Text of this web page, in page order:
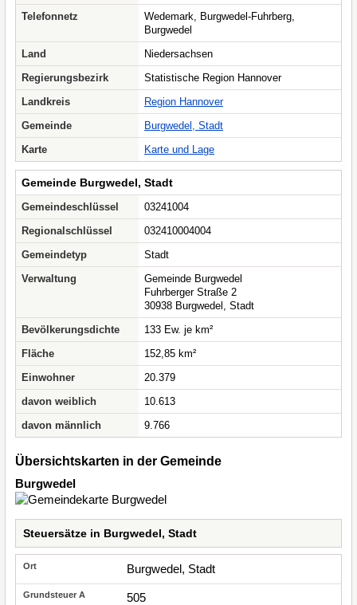
Telefonnetz
Wedemark, Burgwedel-Fuhrberg,
Burgwedel
Land
Niedersachsen
Regierungsbezirk
Statistische Region Hannover
Landkreis
Region Hannover
Gemeinde
Burgwedel, Stadt
Karte
Karte und Lage
Gemeinde Burgwedel, Stadt
Gemeindeschlüssel
03241004
Regionalschlüssel
032410004004
Gemeindetyp
Stadt
Verwaltung
Gemeinde Burgwedel
Fuhrberger Straße 2
30938 Burgwedel, Stadt
Bevölkerungsdichte
133 Ew. je km²
Fläche
152,85 km²
Einwohner
20.379
davon weiblich
10.613
davon männlich
9.766
Übersichtskarten in der Gemeinde
Burgwedel
Steuersätze in Burgwedel, Stadt
Burgwedel, Stadt
505